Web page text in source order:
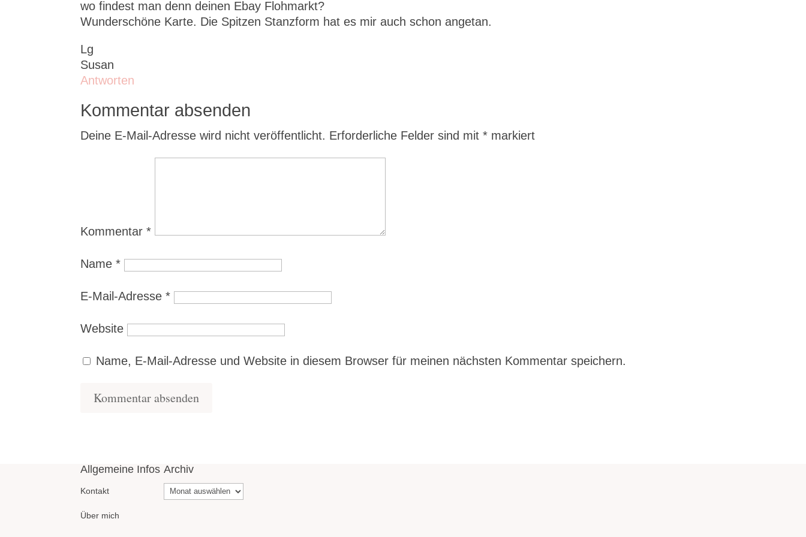
wo findest man denn deinen Ebay Flohmarkt?
Wunderschöne Karte. Die Spitzen Stanzform hat es mir auch schon angetan.
Lg
Susan
Antworten
Kommentar absenden
Deine E-Mail-Adresse wird nicht veröffentlicht. Erforderliche Felder sind mit* markiert
Kommentar*
Name*
E-Mail-Adresse*
Website
Name, E-Mail-Adresse und Website in diesem Browser für meinen nächsten Kommentar speichern.
Allgemeine Infos
Kontakt
Über mich
Archiv
Archiv